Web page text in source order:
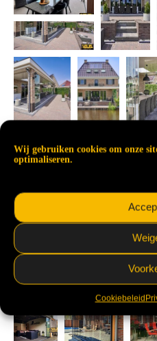
Wij gebruiken cookies om onze
optimaliseren.
Cookiebeleid